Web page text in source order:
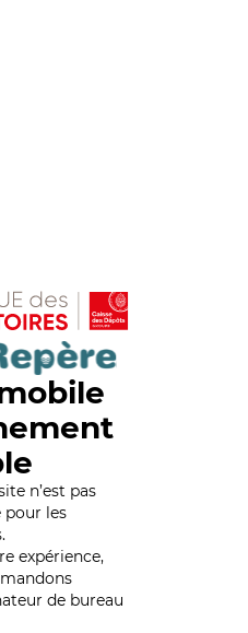
n’est pas
pour les
expérience,
de bureau